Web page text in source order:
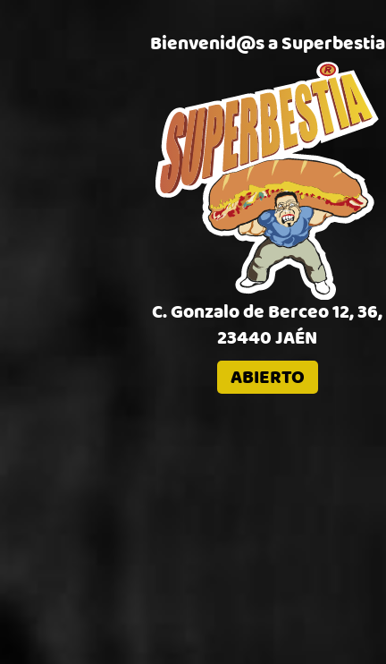
Bienvenid@s a Superbestia
C. Gonzalo de Berceo 12, 36,
23440 JAÉN
ABIERTO